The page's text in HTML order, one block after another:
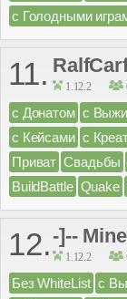
с Голодными
11. 1.12.2
с Донатом с
с Кейсами с
Приват Свадьбы
BuildBattle Quake
12. -]--
1.12.2
Без WhiteList с